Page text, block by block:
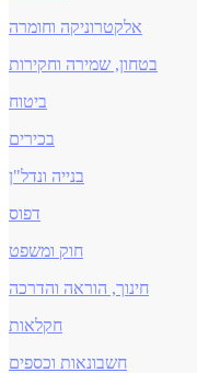
אלקטרוניקה וחומרה
בטחון, שמירה וחקירות
ביטוח
בכירים
בנייה ונדל"ן
דפוס
חוק ומשפט
חינוך, הוראה והדרכה
חקלאות
חשבונאות וכספים